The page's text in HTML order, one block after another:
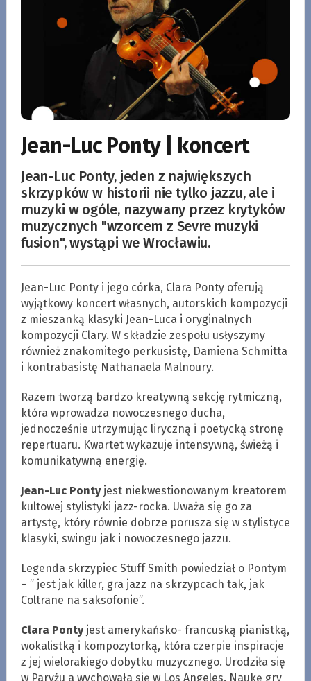
Jean-Luc Ponty | koncert
Jean-Luc Ponty, jeden z największych
skrzypków w historii nie tylko jazzu, ale i
muzyki w ogóle, nazywany przez krytyków
muzycznych "wzorcem z Sevre muzyki
fusion", wystąpi we Wrocławiu.
Jean-Luc Ponty i jego córka, Clara Ponty oferują
wyjątkowy koncert własnych, autorskich kompozycji
z mieszanką klasyki Jean-Luca i oryginalnych
kompozycji Clary. W składzie zespołu usłyszymy
również znakomitego perkusistę, Damiena Schmitta
i kontrabasistę Nathanaela Malnoury.
Razem tworzą bardzo kreatywną sekcję rytmiczną,
która wprowadza nowoczesnego ducha,
jednocześnie utrzymując liryczną i poetycką stronę
repertuaru. Kwartet wykazuje intensywną, świeżą i
komunikatywną energię.
Jean-Luc Pontyjest niekwestionowanym kreatorem
kultowej stylistyki jazz-rocka. Uważa się go za
artystę, który równie dobrze porusza się w stylistyce
klasyki, swingu jak i nowoczesnego jazzu.
Legenda skrzypiec Stuff Smith powiedział o Pontym
– ” jest jak killer, gra jazz na skrzypcach tak, jak
Coltrane na saksofonie”.
Clara Pontyjest amerykańsko- francuską pianistką,
wokalistką i kompozytorką, która czerpie inspiracje
z jej wielorakiego dobytku muzycznego. Urodziła się
w Paryżu a wychowała się w Los Angeles. Naukę gry